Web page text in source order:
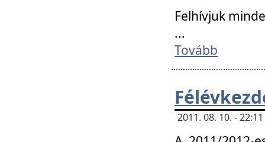
Felhívjuk
...
Tovább
2011. 08. 10. -